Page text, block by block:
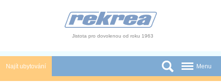
Jistota pro dovolenou od roku 1963
Najít ubytování Menu